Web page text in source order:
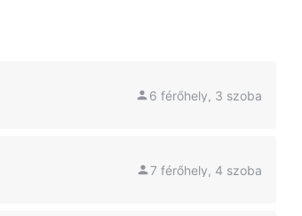
6 férőhely, 3 szoba
7 férőhely, 4 szoba